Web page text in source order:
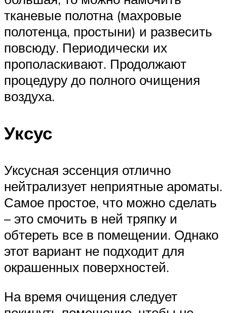
тканевые полотна (махровые
полотенца, простыни) и развесить
повсюду. Периодически их
прополаскивают. Продолжают
процедуру до полного очищения
воздуха.
Уксус
Уксусная эссенция отлично
нейтрализует неприятные ароматы.
Самое простое, что можно сделать
– это смочить в ней тряпку и
обтереть все в помещении. Однако
этот вариант не подходит для
окрашенных поверхностей.
На время очищения следует